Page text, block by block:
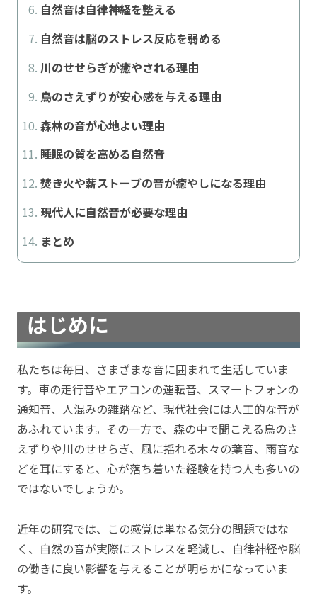
自然音は自律神経を整える
自然音は脳のストレス反応を弱める
川のせせらぎが癒やされる理由
鳥のさえずりが安心感を与える理由
森林の音が心地よい理由
睡眠の質を高める自然音
焚き火や薪ストーブの音が癒やしになる理由
現代人に自然音が必要な理由
まとめ
はじめに
私たちは毎日、さまざまな音に囲まれて生活していま
す。車の走行音やエアコンの運転音、スマートフォンの
通知音、人混みの雑踏など、現代社会には人工的な音が
あふれています。その一方で、森の中で聞こえる鳥のさ
えずりや川のせせらぎ、風に揺れる木々の葉音、雨音な
どを耳にすると、心が落ち着いた経験を持つ人も多いの
ではないでしょうか。
近年の研究では、この感覚は単なる気分の問題ではな
く、自然の音が実際にストレスを軽減し、自律神経や脳
の働きに良い影響を与えることが明らかになっていま
す。